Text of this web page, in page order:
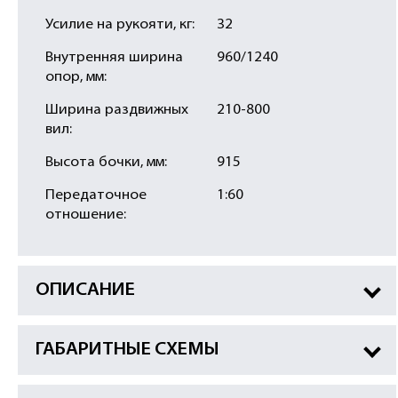
Усилие на рукояти, кг: 32
Внутренняя ширина
опор, мм:
960/1240
Ширина раздвижных
вил:
210-800
Высота бочки, мм: 915
Передаточное
отношение:
1:60
ОПИСАНИЕ
ГАБАРИТНЫЕ СХЕМЫ